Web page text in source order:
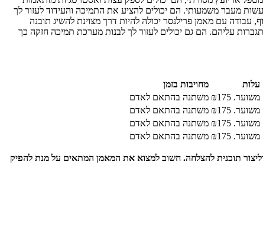
מעבר משמעותי. הם יכולים להציע את התמיכה והעידוד לעזור לך
עבודה עם מאמן פרילנסר יכולה להיות דרך מצוינת להשיג תובנה
עליהם. הם גם יכולים לעזור לך לבנות מערכת תמיכה חזקה כך
עלות
מחויבות בזמן
משוער. ₪175
משתנה בהתאם לאדם
משוער. ₪175
משתנה בהתאם לאדם
משוער. ₪175
משתנה בהתאם לאדם
משוער. ₪175 משתנה בהתאם לאדם
וליצור תוכנית להצלחה. חשוב למצוא את המאמן המתאים על מנת להפיק